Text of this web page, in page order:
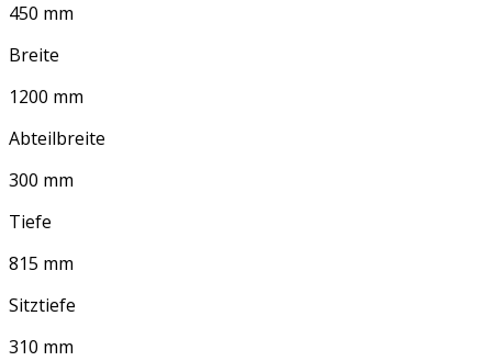
450 mm
Breite
1200 mm
Abteilbreite
300 mm
Tiefe
815 mm
Sitztiefe
310 mm